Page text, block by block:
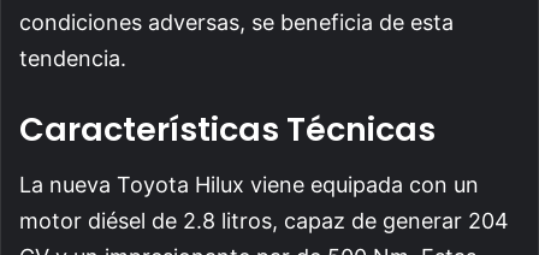
condiciones adversas, se beneficia de esta
tendencia.
Características Técnicas
La nueva Toyota Hilux viene equipada con un
motor diésel de 2.8 litros, capaz de generar 204